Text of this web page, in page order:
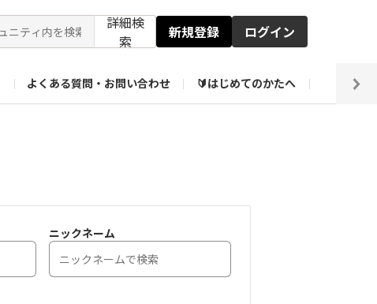
詳細検
索
新規登録 ログイン
よくある質問・お問い合わせ 🔰はじめてのかたへ 編集
ニックネーム